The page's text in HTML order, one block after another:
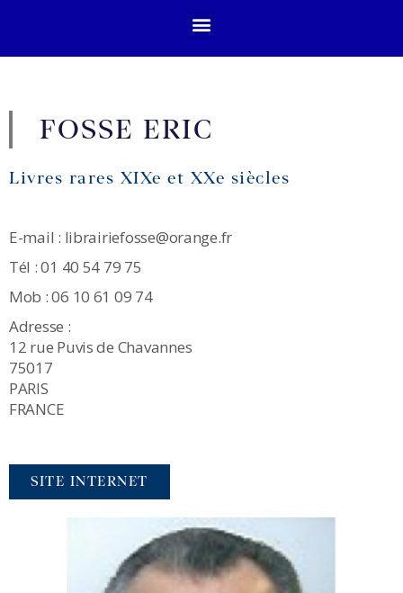
FOSSE ERIC
Livres rares XIXe et XXe siècles
E-mail : librairiefosse@orange.fr
Tél : 01 40 54 79 75
Mob : 06 10 61 09 74
Adresse :
12 rue Puvis de Chavannes
75017
PARIS
FRANCE
SITE INTERNET